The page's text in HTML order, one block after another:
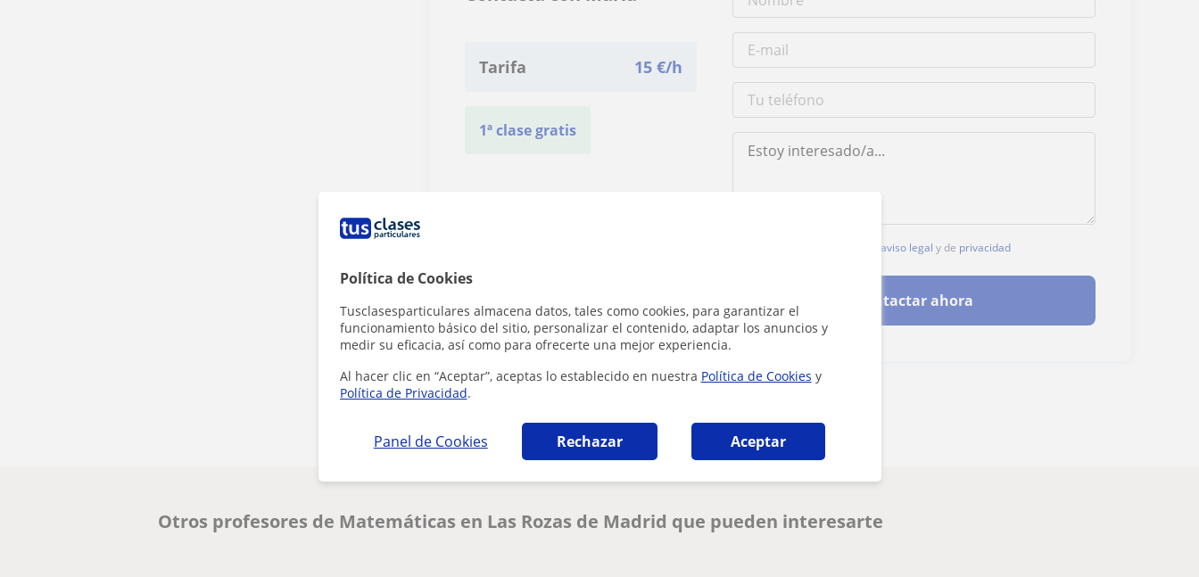
Política de Cookies
Tusclasesparticulares almacena datos, tales como cookies, para garantizar el
funcionamiento básico del sitio, personalizar el contenido, adaptar los anuncios y
medir su eficacia, así como para ofrecerte una mejor experiencia.
Al hacer clic en “Aceptar”, aceptas lo establecido en nuestra Política de Cookies y
Política de Privacidad.
Panel de Cookies Rechazar Aceptar
Tarifa 15 €/h
1ª clase gratis
aviso legal y de privacidad
Contactar ahora
¿Hay algún error en este perfil?
Otros profesores de Matemáticas en Las Rozas de Madrid que pueden interesarte